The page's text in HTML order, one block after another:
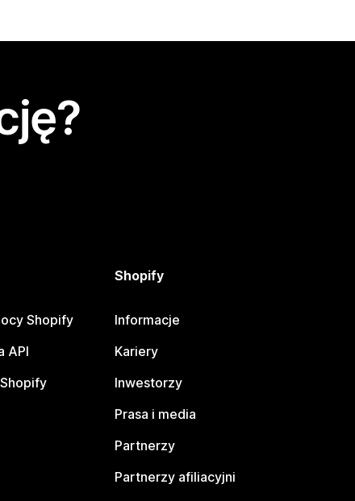
Shopify
API
Shopify
Informacje
Kariery
Inwestorzy
Prasa i media
Partnerzy
Partnerzy afiliacyjni